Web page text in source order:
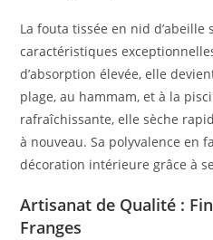
La fouta tissée en nid d’abeille
caractéristiques
d’absorption élevée, elle
plage, au hammam, et à la
rafraîchissante, elle sèche
à nouveau. Sa polyvalence en
décoration intérieure grâce à
Artisanat de Qualité :
Franges